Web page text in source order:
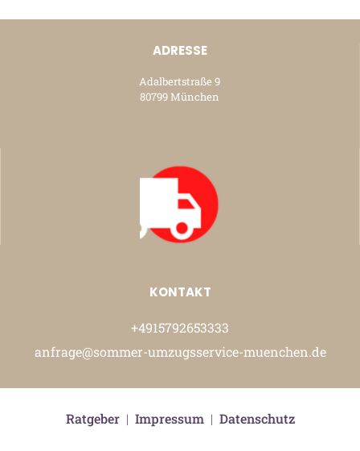
ADRESSE
Adalbertstraße 9
80799 München
KONTAKT
+4915792653333
anfrage@sommer-umzugsservice-muenchen.de
Ratgeber| Impressum| Datenschutz